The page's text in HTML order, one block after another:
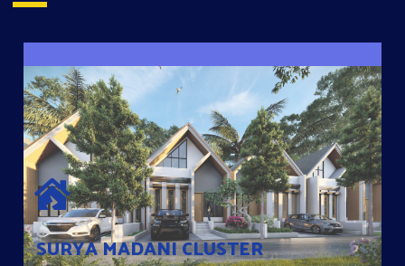
SURYA MADANI CLUSTER
SURYA MADANI CLUSTER
Desain Modern Minimalis dengan Konsep Rumah Pintar
Sehingga Memudahkan Penghuni mengakses rumahnya
dengan Ponsel